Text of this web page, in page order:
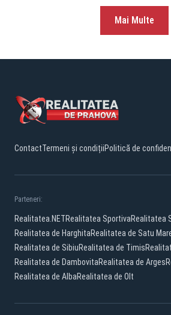
Mai Multe
ContactTermeni și condițiiPolitică de
Parteneri:
Realitatea.NETRealitatea SportivaRealitatea
Realitatea de HarghitaRealitatea de Satu
Realitatea de SibiuRealitatea de Timis
Realitatea de DambovitaRealitatea de Arges
Realitatea de AlbaRealitatea de Olt